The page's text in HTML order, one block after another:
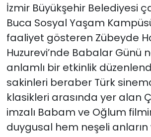
İzmir Büyükşehir Belediyesi
Buca Sosyal Yaşam
faaliyet gösteren Zübeyde
Huzurevi’nde Babalar Günü
anlamlı bir etkinlik
sakinleri beraber Türk
klasikleri arasında yer alan
imzalı Babam ve Oğlum
duygusal hem neşeli anların
Yurt